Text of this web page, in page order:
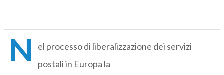
N
el processo di liberalizzazione dei servizi
postali in Europa la